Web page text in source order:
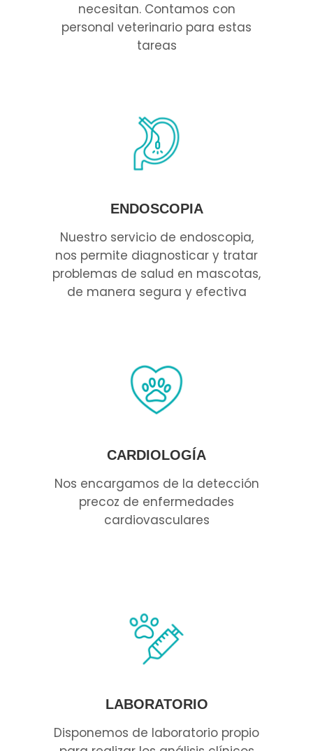
necesitan. Contamos con
personal veterinario para estas
tareas
ENDOSCOPIA
Nuestro servicio de endoscopia,
nos permite diagnosticar y tratar
problemas de salud en mascotas,
de manera segura y efectiva
CARDIOLOGÍA
Nos encargamos de la detección
precoz de enfermedades
cardiovasculares
LABORATORIO
Disponemos de laboratorio propio